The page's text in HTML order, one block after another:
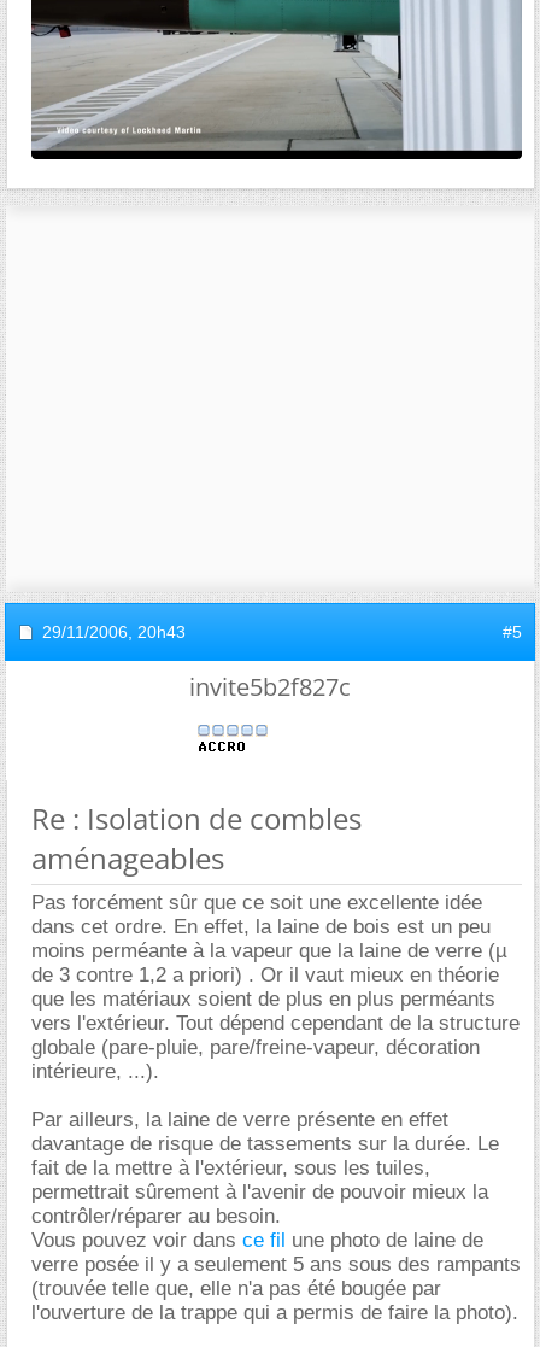
29/11/2006, 20h43 #5
invite5b2f827c
Re : Isolation de combles
aménageables
Pas forcément sûr que ce soit une excellente idée
dans cet ordre. En effet, la laine de bois est un peu
moins perméante à la vapeur que la laine de verre (µ
de 3 contre 1,2 a priori) . Or il vaut mieux en théorie
que les matériaux soient de plus en plus perméants
vers l'extérieur. Tout dépend cependant de la structure
globale (pare-pluie, pare/freine-vapeur, décoration
intérieure, ...).
Par ailleurs, la laine de verre présente en effet
davantage de risque de tassements sur la durée. Le
fait de la mettre à l'extérieur, sous les tuiles,
permettrait sûrement à l'avenir de pouvoir mieux la
contrôler/réparer au besoin.
Vous pouvez voir dans ce fil une photo de laine de
verre posée il y a seulement 5 ans sous des rampants
(trouvée telle que, elle n'a pas été bougée par
l'ouverture de la trappe qui a permis de faire la photo).